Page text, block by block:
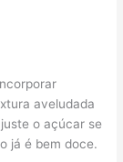
aveludada
o açúcar se
já é bem doce.